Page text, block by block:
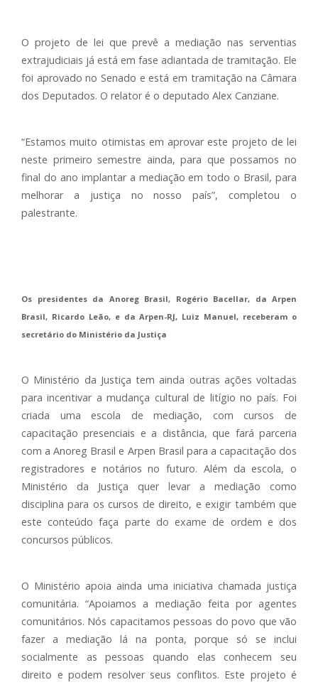
O projeto de lei que prevê a mediação nas serventias
extrajudiciais já está em fase adiantada de tramitação. Ele
foi aprovado no Senado e está em tramitação na Câmara
dos Deputados. O relator é o deputado Alex Canziane.
“Estamos muito otimistas em aprovar este projeto de lei
neste primeiro semestre ainda, para que possamos no
final do ano implantar a mediação em todo o Brasil, para
melhorar a justiça no nosso país”, completou o
palestrante.
Os presidentes da Anoreg Brasil, Rogério Bacellar, da Arpen
Brasil, Ricardo Leão, e da Arpen-RJ, Luiz Manuel, receberam o
secretário do Ministério da Justiça
O Ministério da Justiça tem ainda outras ações voltadas
para incentivar a mudança cultural de litígio no país. Foi
criada uma escola de mediação, com cursos de
capacitação presenciais e a distância, que fará parceria
com a Anoreg Brasil e Arpen Brasil para a capacitação dos
registradores e notários no futuro. Além da escola, o
Ministério da Justiça quer levar a mediação como
disciplina para os cursos de direito, e exigir também que
este conteúdo faça parte do exame de ordem e dos
concursos públicos.
O Ministério apoia ainda uma iniciativa chamada justiça
comunitária. “Apoiamos a mediação feita por agentes
comunitários. Nós capacitamos pessoas do povo que vão
fazer a mediação lá na ponta, porque só se inclui
socialmente as pessoas quando elas conhecem seu
direito e podem resolver seus conflitos. Este projeto é